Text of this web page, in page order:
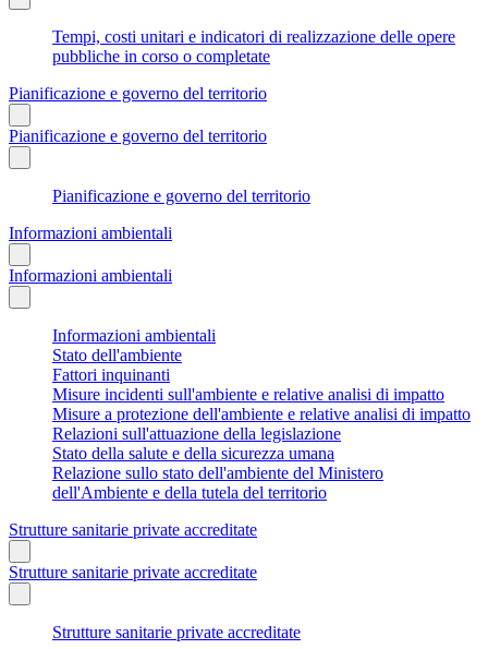
Tempi, costi unitari e indicatori di realizzazione delle opere
pubbliche in corso o completate
Pianificazione e governo del territorio
Pianificazione e governo del territorio
Pianificazione e governo del territorio
Informazioni ambientali
Informazioni ambientali
Informazioni ambientali
Stato dell'ambiente
Fattori inquinanti
Misure incidenti sull'ambiente e relative analisi di impatto
Misure a protezione dell'ambiente e relative analisi di impatto
Relazioni sull'attuazione della legislazione
Stato della salute e della sicurezza umana
Relazione sullo stato dell'ambiente del Ministero
dell'Ambiente e della tutela del territorio
Strutture sanitarie private accreditate
Strutture sanitarie private accreditate
Strutture sanitarie private accreditate